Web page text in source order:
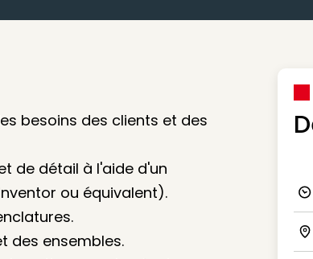
besoins des clients et des
de détail à l'aide d'un
ou équivalent).
des ensembles.